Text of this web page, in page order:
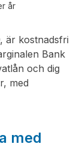
år
är kostnadsfri
Bank
och dig
med
med